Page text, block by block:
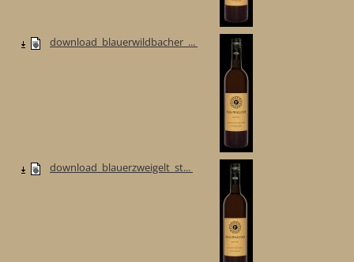
download_blauerwildbacher_...
download_blauerzweigelt_st...